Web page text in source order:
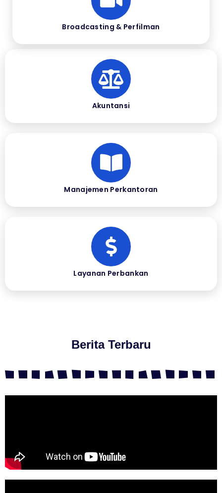
Broadcasting & Perfilman
Akuntansi
Manajemen Perkantoran
Layanan Perbankan
Berita Terbaru